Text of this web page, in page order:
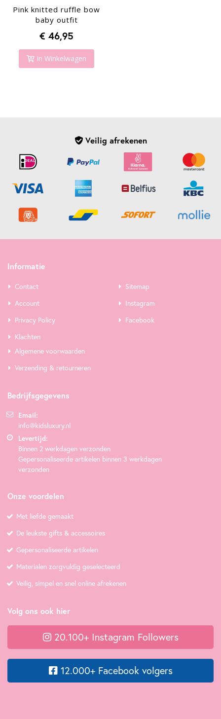
Pink knitted ruffle bow
baby outfit
€ 46,95
In Winkelwagen
Veilig afrekenen
Informatie
Contact
Account
Privacy Policy
Klachten
Sitemap
Instagram
Facebook
Algemene voorwaarden
Verzending & retourneren
Bedrijfsgegevens
Email:
info@kidsluxury.nl
Levertijd:
Binnen 2 werkdagen verzonden
Gepersonaliseerde artikelen binnen 3 werkdagen
verzonden
Onze voordelen
Met liefde gemaakt
De leukste gifts & accessoires
Gepersonaliseerde artikelen
Materialen zorgvuldig geselecteerd
Veilig, simpel en snel online afrekenen
Volg ons ook hier
20.100+ Instagram Followers
12.000+ Facebook volgers